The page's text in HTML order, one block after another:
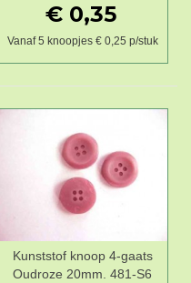
€ 0,35
Vanaf 5 knoopjes € 0,25 p/stuk
Kunststof knoop 4-gaats
Oudroze 20mm. 481-S6